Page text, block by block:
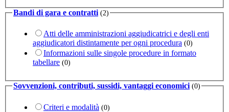
Bandi di gara e contratti (2)
Atti delle amministrazioni aggiudicatrici e degli enti
aggiudicatori distintamente per ogni procedura (0)
Informazioni sulle singole procedure in formato
tabellare (0)
Sovvenzioni, contributi, sussidi, vantaggi economici (0)
Criteri e modalità (0)